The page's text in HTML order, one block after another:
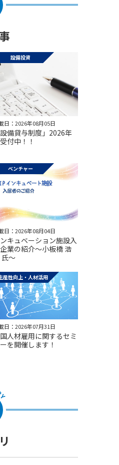
設備投資
日：2026年08月05日
設備貸与制度」2026年
付中！！
ベンチャー
日：2026年08月04日
キュベーション施設入
業の紹介～小板橋 浩
氏～
産性向上・人材活用
日：2026年07月31日
人材雇用に関するセミ
を開催します！